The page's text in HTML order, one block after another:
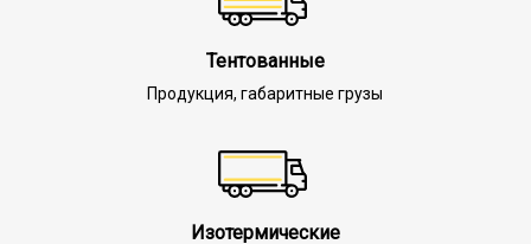
Тентованные
Продукция, габаритные грузы
Изотермические